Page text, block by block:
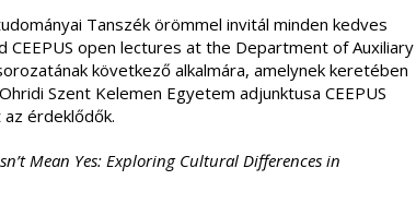
Tanszék örömmel invitál minden kedves
CEEPUS open lectures at the Department of Auxiliary
következő alkalmára, amelynek keretében
Szent Kelemen Egyetem adjunktusa CEEPUS
érdeklődők.
Mean Yes: Exploring Cultural Differences in